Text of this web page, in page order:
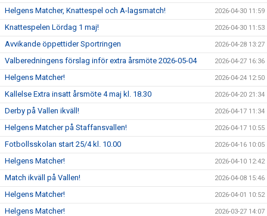
Helgens Matcher, Knattespel och A-lagsmatch! 2026-04-30 11:59
Knattespelen Lördag 1 maj! 2026-04-30 11:53
Avvikande öppettider Sportringen 2026-04-28 13:27
Valberedningens förslag inför extra årsmöte 2026-05-04 2026-04-27 16:36
Helgens Matcher! 2026-04-24 12:50
Kallelse Extra insatt årsmöte 4 maj kl. 18.30 2026-04-20 21:34
Derby på Vallen ikväll! 2026-04-17 11:34
Helgens Matcher på Staffansvallen! 2026-04-17 10:55
Fotbollsskolan start 25/4 kl. 10.00 2026-04-16 10:05
Helgens Matcher! 2026-04-10 12:42
Match ikväll på Vallen! 2026-04-08 15:46
Helgens Matcher! 2026-04-01 10:52
Helgens Matcher! 2026-03-27 14:07